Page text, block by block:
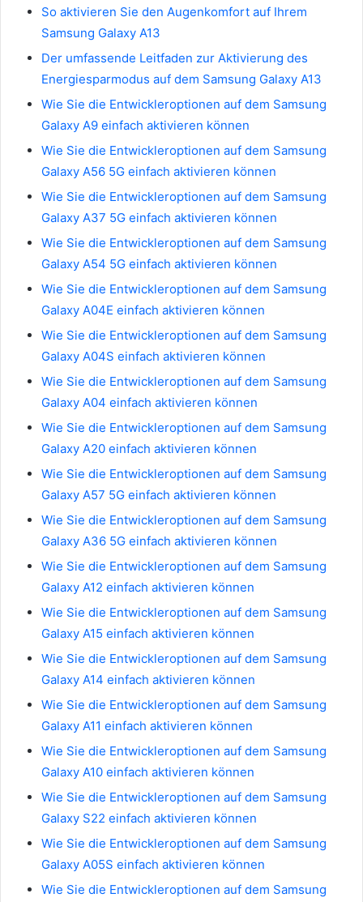
So aktivieren Sie den Augenkomfort auf Ihrem
Samsung Galaxy A13
Der umfassende Leitfaden zur Aktivierung des
Energiesparmodus auf dem Samsung Galaxy A13
Wie Sie die Entwickleroptionen auf dem Samsung
Galaxy A9 einfach aktivieren können
Wie Sie die Entwickleroptionen auf dem Samsung
Galaxy A56 5G einfach aktivieren können
Wie Sie die Entwickleroptionen auf dem Samsung
Galaxy A37 5G einfach aktivieren können
Wie Sie die Entwickleroptionen auf dem Samsung
Galaxy A54 5G einfach aktivieren können
Wie Sie die Entwickleroptionen auf dem Samsung
Galaxy A04E einfach aktivieren können
Wie Sie die Entwickleroptionen auf dem Samsung
Galaxy A04S einfach aktivieren können
Wie Sie die Entwickleroptionen auf dem Samsung
Galaxy A04 einfach aktivieren können
Wie Sie die Entwickleroptionen auf dem Samsung
Galaxy A20 einfach aktivieren können
Wie Sie die Entwickleroptionen auf dem Samsung
Galaxy A57 5G einfach aktivieren können
Wie Sie die Entwickleroptionen auf dem Samsung
Galaxy A36 5G einfach aktivieren können
Wie Sie die Entwickleroptionen auf dem Samsung
Galaxy A12 einfach aktivieren können
Wie Sie die Entwickleroptionen auf dem Samsung
Galaxy A15 einfach aktivieren können
Wie Sie die Entwickleroptionen auf dem Samsung
Galaxy A14 einfach aktivieren können
Wie Sie die Entwickleroptionen auf dem Samsung
Galaxy A11 einfach aktivieren können
Wie Sie die Entwickleroptionen auf dem Samsung
Galaxy A10 einfach aktivieren können
Wie Sie die Entwickleroptionen auf dem Samsung
Galaxy S22 einfach aktivieren können
Wie Sie die Entwickleroptionen auf dem Samsung
Galaxy A05S einfach aktivieren können
Wie Sie die Entwickleroptionen auf dem Samsung